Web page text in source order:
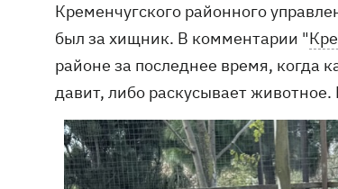
Кременчугского районного
был за хищник. В комментарии "
районе за последнее время, когда
давит, либо раскусывает